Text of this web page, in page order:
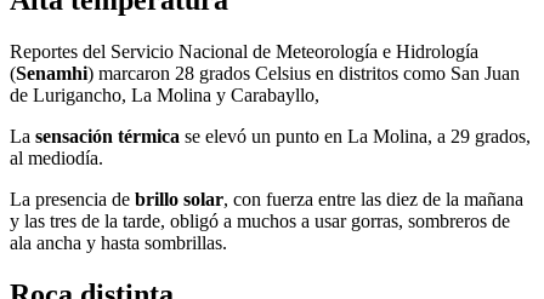
Reportes del Servicio Nacional de Meteorología e Hidrología
(Senamhi) marcaron 28 grados Celsius en distritos como San Juan
de Lurigancho, La Molina y Carabayllo,
La sensación térmica se elevó un punto en La Molina, a 29 grados,
al mediodía.
La presencia de brillo solar, con fuerza entre las diez de la mañana
y las tres de la tarde, obligó a muchos a usar gorras, sombreros de
ala ancha y hasta sombrillas.